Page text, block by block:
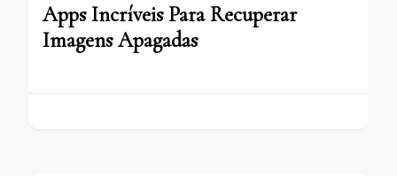
Apps Incríveis Para Recuperar
Imagens Apagadas